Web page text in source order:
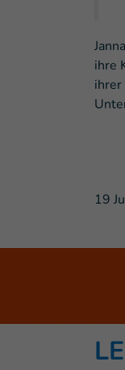
ihre
ihrer
19